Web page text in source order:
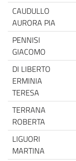
CAUDULLO
AURORA PIA
PENNISI
GIACOMO
DI LIBERTO
ERMINIA
TERESA
TERRANA
ROBERTA
LIGUORI
MARTINA